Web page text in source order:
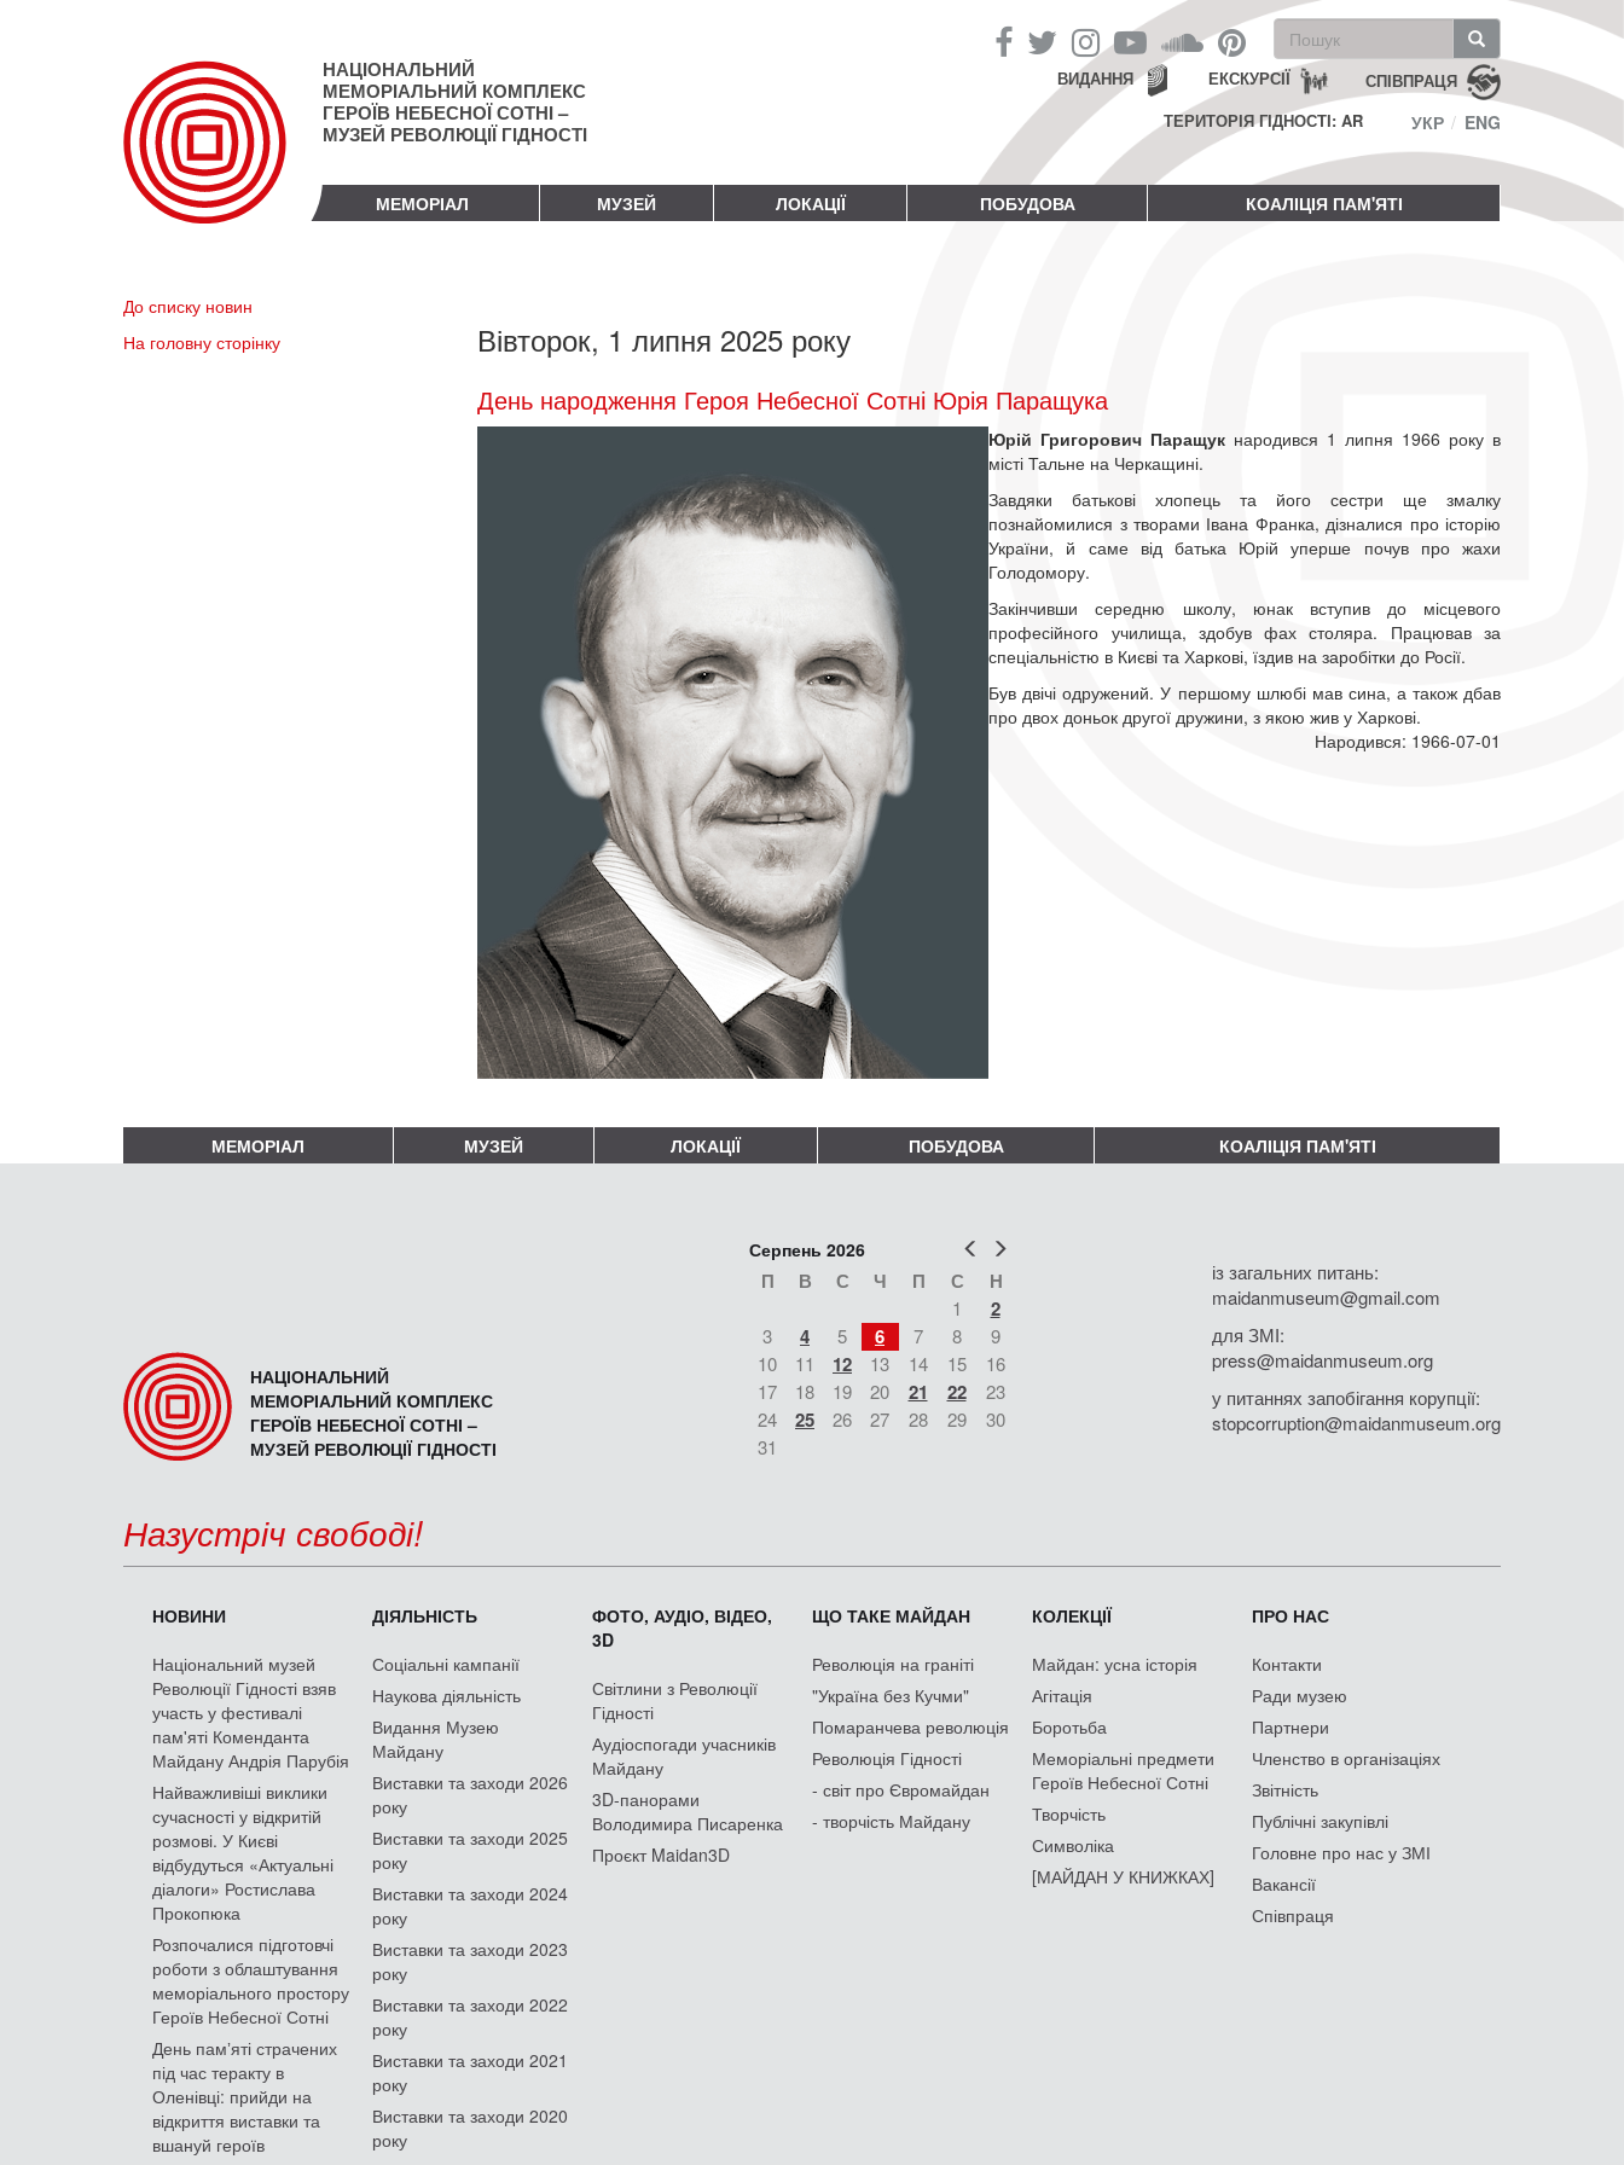
НАЦІОНАЛЬНИЙ
МЕМОРІАЛЬНИЙ КОМПЛЕКС
ГЕРОЇВ НЕБЕСНОЇ СОТНІ –
МУЗЕЙ РЕВОЛЮЦІЇ ГІДНОСТІ
Пошукова
форма
Пошук СПІВПРАЦЯ
ЕКСКУРСІЇ
ВИДАННЯ
ТЕРИТОРІЯ ГІДНОСТІ: AR
УКР ENG
МЕМОРІАЛ МУЗЕЙ ЛОКАЦІЇ ПОБУДОВА КОАЛІЦІЯ ПАМ'ЯТІ
До списку новин
На головну сторінку
Вівторок, 1 липня 2025 року
День народження Героя Небесної Сотні Юрія Паращука
Юрій Григорович Паращук народився 1 липня 1966 року в
місті Тальне на Черкащині.
Завдяки батькові хлопець та його сестри ще змалку
познайомилися з творами Івана Франка, дізналися про історію
України, й саме від батька Юрій уперше почув про жахи
Голодомору.
Закінчивши середню школу, юнак вступив до місцевого
професійного училища, здобув фах столяра. Працював за
спеціальністю в Києві та Харкові, їздив на заробітки до Росії.
Був двічі одружений. У першому шлюбі мав сина, а також дбав
про двох доньок другої дружини, з якою жив у Харкові.
Народився: 1966-07-01
МЕМОРІАЛ МУЗЕЙ ЛОКАЦІЇ ПОБУДОВА КОАЛІЦІЯ ПАМ'ЯТІ
НАЦІОНАЛЬНИЙ
МЕМОРІАЛЬНИЙ КОМПЛЕКС
ГЕРОЇВ НЕБЕСНОЇ СОТНІ –
МУЗЕЙ РЕВОЛЮЦІЇ ГІДНОСТІ
Попер
Серпень 2026
П В С Ч П С Н
1 2
3 4 5 6 7 8
9
10
11 12 13 14 15
16
17
18 19 20 21 22
23
24
25 26 27 28 29
30
31
із загальних питань:
maidanmuseum@gmail.com
для ЗМІ:
press@maidanmuseum.org
у питаннях запобігання корупції:
stopcorruption@maidanmuseum.org
Назустріч свободі!
НОВИНИ
Національний музей
Революції Гідності взяв
участь у фестивалі
пам'яті Коменданта
Майдану Андрія Парубія
Найважливіші виклики
сучасності у відкритій
розмові. У Києві
відбудуться «Актуальні
діалоги» Ростислава
Прокопюка
Розпочалися підготовчі
роботи з облаштування
меморіального простору
Героїв Небесної Сотні
День памʼяті страчених
під час теракту в
Оленівці: прийди на
відкриття виставки та
вшануй героїв
ДІЯЛЬНІСТЬ
Соціальні кампанії
Наукова діяльність
Видання Музею
Майдану
Виставки та заходи 2026
року
Виставки та заходи 2025
року
Виставки та заходи 2024
року
Виставки та заходи 2023
року
Виставки та заходи 2022
року
Виставки та заходи 2021
року
Виставки та заходи 2020
року
ФОТО, АУДІО, ВІДЕО,
3D
Світлини з Революції
Гідності
Аудіоспогади учасників
Майдану
3D-панорами
Володимира Писаренка
Проєкт Maidan3D
ЩО ТАКЕ МАЙДАН
Революція на граніті
"Україна без Кучми"
Помаранчева революція
Революція Гідності
- світ про Євромайдан
- творчість Майдану
КОЛЕКЦІЇ
Майдан: усна історія
Агітація
Боротьба
Меморіальні предмети
Героїв Небесної Сотні
Творчість
Символіка
[МАЙДАН У КНИЖКАХ]
ПРО НАС
Контакти
Ради музею
Партнери
Членство в організаціях
Звітність
Публічні закупівлі
Головне про нас у ЗМІ
Вакансії
Співпраця